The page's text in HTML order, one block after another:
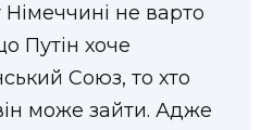
не варто
Путін хоче
Союз, то хто
може зайти. Адже